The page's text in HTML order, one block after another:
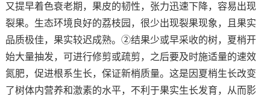
又提早着色衰老期，果皮的韧性，张力迅速下降，容易出现
裂果。生态环境良好的荔枝园，很少出现裂果现象，且果实
品质极佳，果实较迟成熟。②结果少或早采收的树，夏梢开
始大量抽发，可进行修剪或疏剪，之后要及时施适量的速效
氮肥，促进根系生长，保证新梢质量。这是因夏梢生长改变
了树体内营养和激素的水平，不利于果实生长发育，从而影